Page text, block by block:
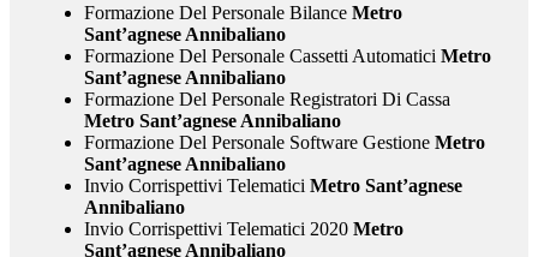
Formazione Del Personale BilanceMetro
Sant’agnese Annibaliano
Formazione Del Personale Cassetti Automatici Metro
Sant’agnese Annibaliano
Formazione Del Personale Registratori Di Cassa
Metro Sant’agnese Annibaliano
Formazione Del Personale Software GestioneMetro
Sant’agnese Annibaliano
Invio Corrispettivi Telematici Metro Sant’agnese
Annibaliano
Invio Corrispettivi Telematici 2020Metro
Sant’agnese Annibaliano